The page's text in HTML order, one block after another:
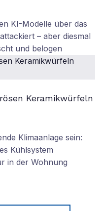
KI-Modelle über das
– aber diesmal
und belogen
Keramikwürfeln
Klimaanlage sein:
Kühlsystem
in der Wohnung